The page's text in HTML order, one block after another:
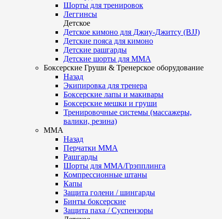
Шорты для тренировок
Леггинсы
Детское
Детское кимоно для Джиу-Джитсу (BJJ)
Детские пояса для кимоно
Детские рашгарды
Детские шорты для ММА
Боксерские Груши & Тренерское оборудование
Назад
Экипировка для тренера
Боксерские лапы и макивары
Боксерские мешки и груши
Тренировочные системы (массажеры,
валики, резина)
ММА
Назад
Перчатки ММА
Рашгарды
Шорты для ММА/Грэпплинга
Компрессионные штаны
Капы
Защита голени / шингарды
Бинты боксерские
Защита паха / Суспензоры